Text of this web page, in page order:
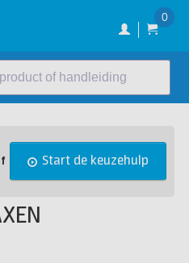
0
of handleiding
Start de keuzehulp